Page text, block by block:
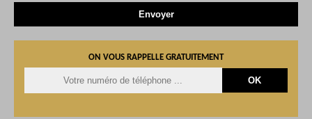
ON VOUS RAPPELLE GRATUITEMENT